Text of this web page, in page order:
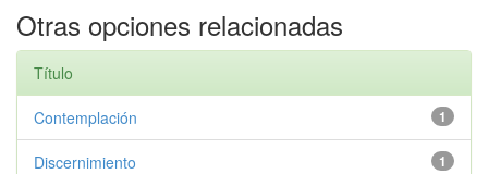
Otras opciones relacionadas
Título
1
Contemplación
1
Discernimiento